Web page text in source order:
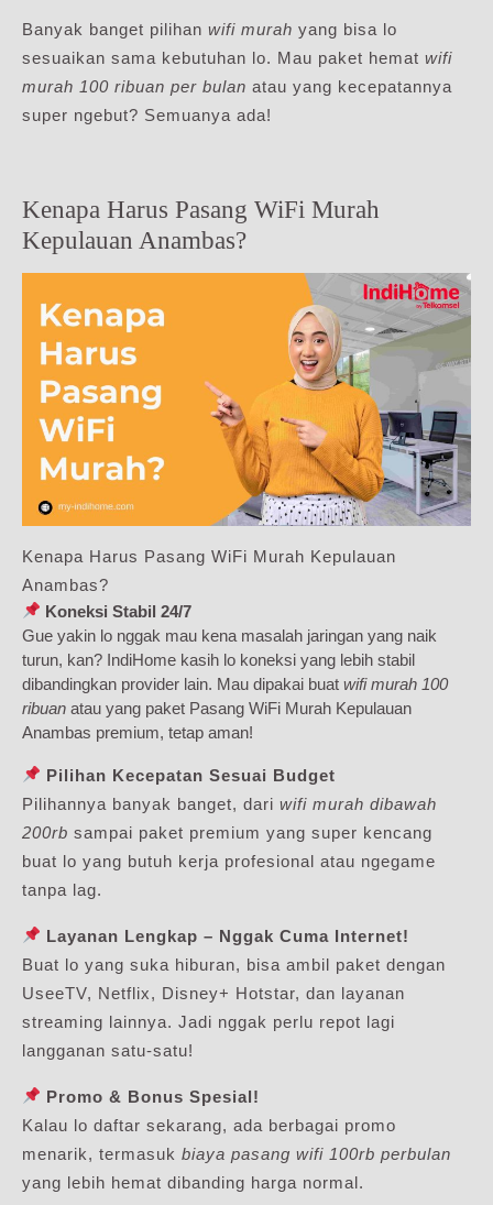
Banyak banget pilihan wifi murah yang bisa lo
sesuaikan sama kebutuhan lo. Mau paket hemat wifi
murah 100 ribuan per bulan atau yang kecepatannya
super ngebut? Semuanya ada!
Kenapa Harus Pasang WiFi Murah
Kepulauan Anambas?
Kenapa Harus Pasang WiFi Murah Kepulauan
Anambas?
Koneksi Stabil 24/7
Gue yakin lo nggak mau kena masalah jaringan yang naik
turun, kan? IndiHome kasih lo koneksi yang lebih stabil
dibandingkan provider lain. Mau dipakai buat wifi murah 100
ribuan atau yang paket Pasang WiFi Murah Kepulauan
Anambas premium, tetap aman!
Pilihan Kecepatan Sesuai Budget
Pilihannya banyak banget, dari wifi murah dibawah
200rb sampai paket premium yang super kencang
buat lo yang butuh kerja profesional atau ngegame
tanpa lag.
Layanan Lengkap – Nggak Cuma Internet!
Buat lo yang suka hiburan, bisa ambil paket dengan
UseeTV, Netflix, Disney+ Hotstar, dan layanan
streaming lainnya. Jadi nggak perlu repot lagi
langganan satu-satu!
Promo & Bonus Spesial!
Kalau lo daftar sekarang, ada berbagai promo
menarik, termasuk biaya pasang wifi 100rb perbulan
yang lebih hemat dibanding harga normal.